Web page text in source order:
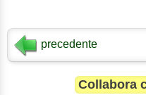
precedente
Collabora